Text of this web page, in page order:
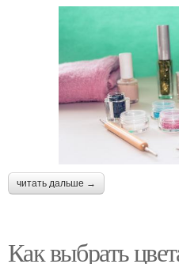
читать дальше →
Как выбрать